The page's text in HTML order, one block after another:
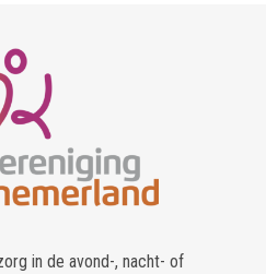
in de avond-, nacht- of